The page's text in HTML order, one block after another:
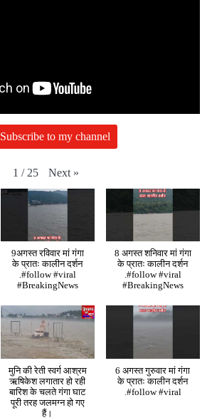
Subscribe to my channel
1 / 25 Next »
9अगस्त रविवार मां गंगा
के प्रातः कालीन दर्शन
.#follow #viral
#BreakingNews
8 अगस्त शनिवार मां गंगा
के प्रातः कालीन दर्शन
.#follow #viral
#BreakingNews
मुनि की रेती स्वर्ग आश्रम
ऋषिकेश लगातार हो रही
बारिश के चलते गंगा घाट
पूरी तरह जलमग्न हो गए
हैं।
6 अगस्त गुरुवार मां गंगा
के प्रातः कालीन दर्शन
.#follow #viral